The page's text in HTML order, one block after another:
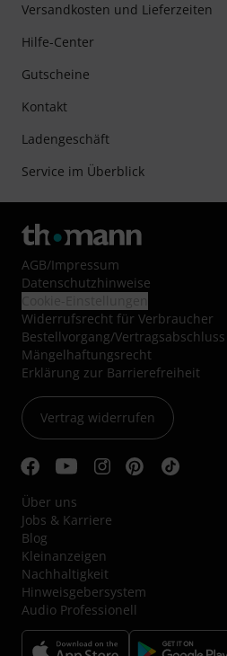
Versandkosten und Lieferzeiten
Hilfe-Center
Gutscheine
Kontakt
Ladengeschäft
Service im Überblick
AGB/Impressum
Datenschutzhinweise
Widerrufsrecht für Verbraucher
Bestellvorgang/Vertragsabschluss
Mängelhaftungsrecht
Erklärung zur Barrierefreiheit
Vertrag widerrufen
Über uns
Jobs & Karriere
Blog
Kleinanzeigen
Nachhaltigkeit
Hinweisgebersystem
Audio Professionell